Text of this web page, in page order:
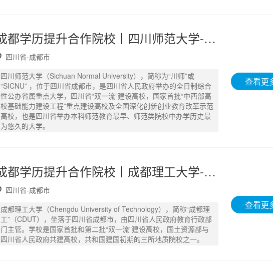
成都学历提升合作院校丨四川师范大学-自考成考 - 15902813070
四川省-成都市
四川师范大学（Sichuan Normal University），简称为“川师”或
“SICNU” ，位于四川省成都市，是四川省人民政府举办的全日制综合
性公办省属重点大学，四川省“双一流”建设高校，国家首批“中西部高
校基础能力建设工程”重点建设高校及全国深化创新创业教育改革示范
高校，也是四川省举办本科师范教育最早、师范类院校中办学历史最
为悠久的大学。
查看更
成都学历提升合作院校丨成都理工大学-自考成考 - 15902813070
四川省-成都市
成都理工大学（Chengdu University of Technology），简称“成都理
工”（CDUT），坐落于四川省成都市，由四川省人民政府教育行政部
门主管。学校是国家首批和第二批“双一流”建设高校，国土资源部与
四川省人民政府共建高校，共和国建国初期的三所地质院校之一。
查看更